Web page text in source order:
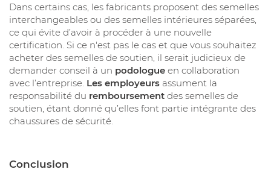
Dans certains cas, les fabricants proposent des semelles
interchangeables ou des semelles intérieures séparées,
ce qui évite d’avoir à procéder à une nouvelle
certification. Si ce n'est pas le cas et que vous souhaitez
acheter des semelles de soutien, il serait judicieux de
demander conseil à un podologue en collaboration
avec l’entreprise. Les employeurs assument la
responsabilité du remboursement des semelles de
soutien, étant donné qu’elles font partie intégrante des
chaussures de sécurité.
Conclusion